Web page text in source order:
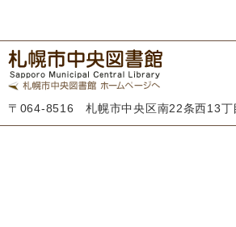
〒064-8516 札幌市中央区南22条西13